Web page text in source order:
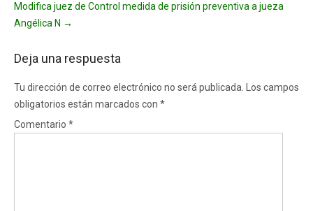
Modifica juez de Control medida de prisión preventiva a jueza
Angélica N →
Deja una respuesta
Tu dirección de correo electrónico no será publicada.
Los campos
obligatorios están marcados con *
Comentario *